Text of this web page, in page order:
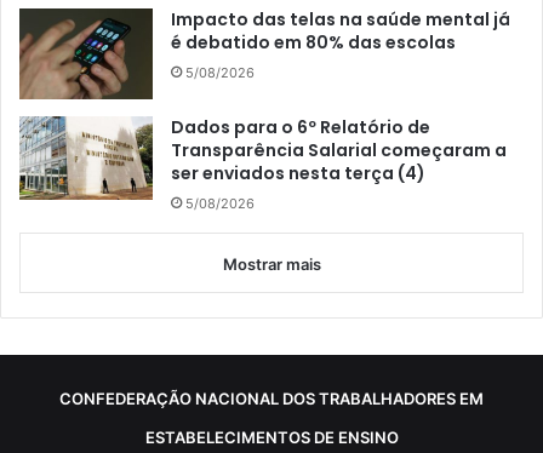
Impacto das telas na saúde mental já
é debatido em 80% das escolas
5/08/2026
Dados para o 6º Relatório de
Transparência Salarial começaram a
ser enviados nesta terça (4)
5/08/2026
Mostrar mais
CONFEDERAÇÃO NACIONAL DOS TRABALHADORES EM
ESTABELECIMENTOS DE ENSINO